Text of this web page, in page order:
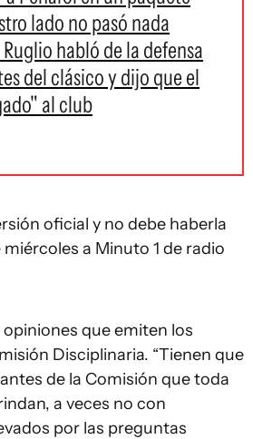
lado no pasó nada
habló de la defensa
del clásico y dijo que el
al club
oficial y no debe haberla
a Minuto 1 de radio
que emiten los
Disciplinaria. “Tienen que
de la Comisión que toda
a veces no con
por las preguntas